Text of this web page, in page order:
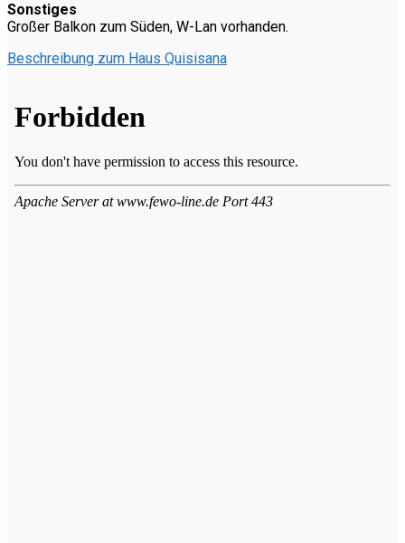
Sonstiges
Großer Balkon zum Süden, W-Lan vorhanden.
Beschreibung zum Haus Quisisana